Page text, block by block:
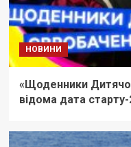
НОВИНИ
«Щоденники
відома дата